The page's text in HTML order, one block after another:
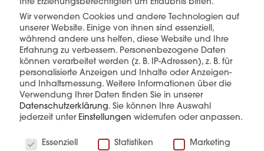
mehr erfahren
Diese Produkte könnten Sie auch
Ihre Erziehungsberechtigten um Erlaubnis bitten.
Wir verwenden Cookies und andere Technologien auf
unserer Website. Einige von ihnen sind essenziell,
während andere uns helfen, diese Website und Ihre
Erfahrung zu verbessern. Personenbezogene Daten
können verarbeitet werden (z. B. IP-Adressen), z. B. für
personalisierte Anzeigen und Inhalte oder Anzeigen-
und Inhaltsmessung. Weitere Informationen über die
Verwendung Ihrer Daten finden Sie in unserer
Datenschutzerklärung. Sie können Ihre Auswahl
jederzeit unter Einstellungen widerrufen oder anpassen.
Essenziell
Statistiken Marketing